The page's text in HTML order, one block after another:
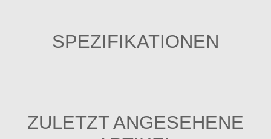
SPEZIFIKATIONEN
ZULETZT ANGESEHENE